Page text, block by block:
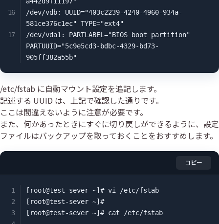
/dev/vdb: UUID="403c2239-4240-4960-934a-
581ce376c1ec" TYPE="ext4"
/dev/vda1: PARTLABEL="BIOS boot partition"
PARTUUID="5c9e5cd3-bdbc-4329-bd73-
905ff382a55b"
/etc/fstab に自動マウント設定を追記します。
記述する UUID は、上記で確認した通りです。
ここは間違えないように注意が必要です。
また、何かあったときにすぐに切り戻しができるように、設定
ファイルはバックアップを取っておくことをおすすめします。
コピー
[root@test-sever ~]# vi /etc/fstab
[root@test-sever ~]#
[root@test-sever ~]# cat /etc/fstab